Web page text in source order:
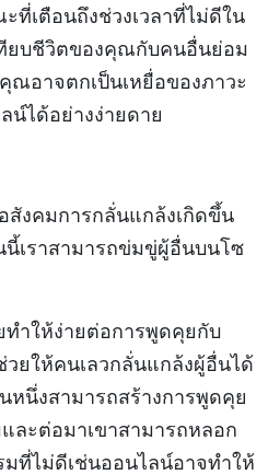
เตือนถึงช่วงเวลาที่ไม่ดีใน
ยบชีวิตของคุณกับคนอื่นย่อม
ณอาจตกเป็นเหยื่อของภาวะ
น์ได้อย่างง่ายดาย
สังคมการกลั่นแกล้งเกิดขึ้น
เราสามารถข่มขู่ผู้อื่นบนโซ
ทำให้ง่ายต่อการพูดคุยกับ
ยให้คนเลวกลั่นแกล้งผู้อื่นได้
หนึ่งสามารถสร้างการพูดคุย
ะต่อมาเขาสามารถหลอก
ที่ไม่ดีเช่นออนไลน์อาจทำให้